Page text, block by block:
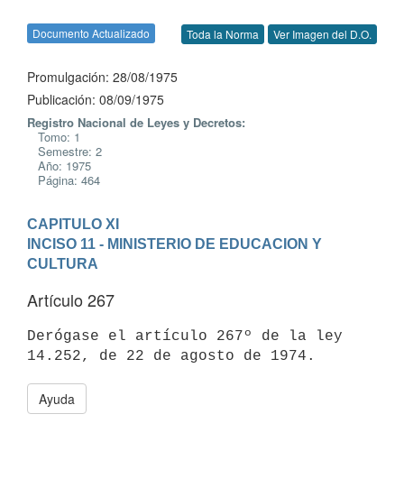
Documento Actualizado Toda la Norma Ver Imagen del D.O.
Promulgación: 28/08/1975
Publicación: 08/09/1975
Registro Nacional de Leyes y Decretos:
Tomo: 1
Semestre: 2
Año: 1975
Página: 464
CAPITULO XI
INCISO 11 - MINISTERIO DE EDUCACION Y
CULTURA
Artículo 267
Derógase el artículo 267º de la ley
Ayuda